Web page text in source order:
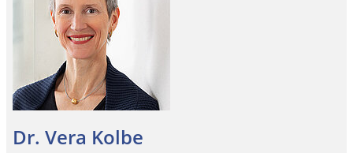
Dr. Vera Kolbe